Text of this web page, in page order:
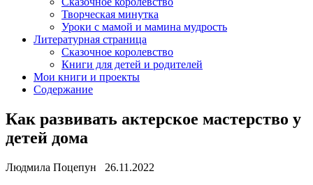
Творческая минутка
Уроки с мамой и мамина мудрость
Литературная страница
Сказочное королевство
Книги для детей и родителей
Мои книги и проекты
Содержание
Как развивать актерское мастерство у
детей дома
Людмила Поцепун 26.11.2022